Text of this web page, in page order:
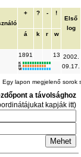
+ ? -
!
Első
log
á
k r w
1891 13 2002.
09.17.
K
R
W
Egy lapon megjelenő sorok
a távolsághoz
kapják itt)